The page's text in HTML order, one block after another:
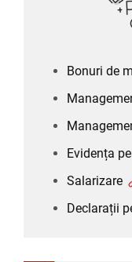
Bonuri de
Evidența
Salarizare
Declarații